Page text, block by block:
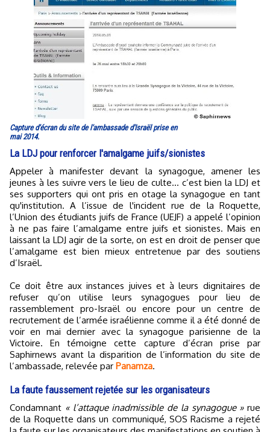
Capture d'écran du site de l'ambassade d'Israël prise en
mai 2014.
La LDJ pour renforcer l'amalgame juifs/sionistes
Appeler à manifester devant la synagogue, amener les
jeunes à les suivre vers le lieu de culte... c’est bien la LDJ et
ses supporters qui ont pris en otage la synagogue en tant
qu'institution. A l’issue de l'incident rue de la Roquette,
l’Union des étudiants juifs de France (UEJF) a appelé l’opinion
à ne pas faire l’amalgame entre juifs et sionistes. Mais en
laissant la LDJ agir de la sorte, on est en droit de penser que
l’amalgame est bien mieux entretenue par des soutiens
d’Israël.
Ce doit être aux instances juives et à leurs dignitaires de
refuser qu’on utilise leurs synagogues pour lieu de
rassemblement pro-Israël ou encore pour un centre de
recrutement de l’armée israélienne comme il a été donné de
voir en mai dernier avec la synagogue parisienne de la
Victoire. En témoigne cette capture d’écran prise par
Saphirnews avant la disparition de l’information du site de
l’ambassade, relevée par Panamza.
La faute faussement rejetée sur les organisateurs
Condamnant « l’attaque inadmissible de la synagogue »rue
de la Roquette dans un communiqué, SOS Racisme a rejeté